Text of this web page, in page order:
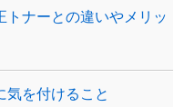
トナーとの違いやメリッ
気を付けること